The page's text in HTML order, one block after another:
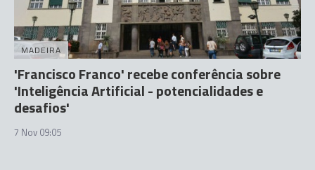
MADEIRA
'Francisco Franco' recebe conferência sobre
'Inteligência Artificial - potencialidades e
desafios'
7 Nov 09:05